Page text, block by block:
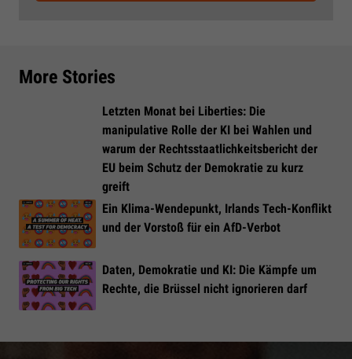
More Stories
Letzten Monat bei Liberties: Die
manipulative Rolle der KI bei Wahlen und
warum der Rechtsstaatlichkeitsbericht der
EU beim Schutz der Demokratie zu kurz
greift
Ein Klima-Wendepunkt, Irlands Tech-Konflikt
und der Vorstoß für ein AfD-Verbot
Daten, Demokratie und KI: Die Kämpfe um
Rechte, die Brüssel nicht ignorieren darf